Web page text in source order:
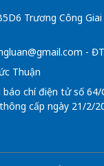
Trương Công Giai
-
Thuận
chí điện tử số 64/
cấp ngày 21/2/